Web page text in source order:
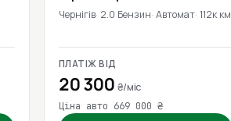
Чернігів 2.0 Бензин Автомат 112к км
ПЛАТІЖ ВІД
20 300 ₴/міс
Ціна авто 669 000 ₴